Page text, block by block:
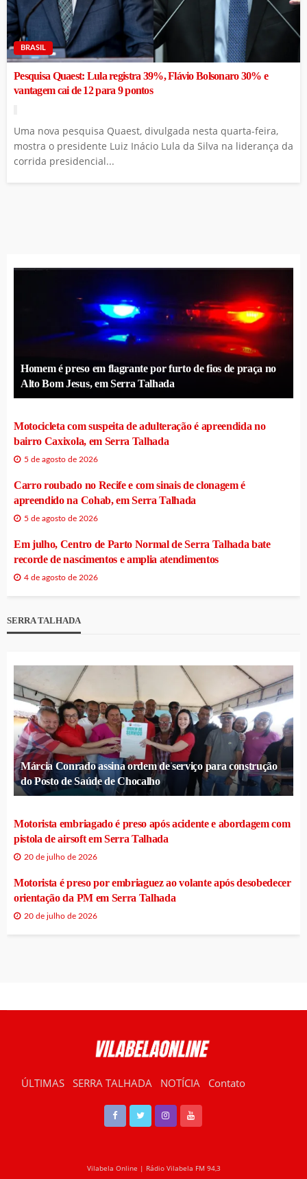
BRASIL
Pesquisa Quaest: Lula registra 39%, Flávio Bolsonaro 30% e
vantagem cai de 12 para 9 pontos
Uma nova pesquisa Quaest, divulgada nesta quarta-feira,
mostra o presidente Luiz Inácio Lula da Silva na liderança da
corrida presidencial...
Homem é preso em flagrante por furto de fios de praça no
Alto Bom Jesus, em Serra Talhada
Motocicleta com suspeita de adulteração é apreendida no
bairro Caxixola, em Serra Talhada
5 de agosto de 2026
Carro roubado no Recife e com sinais de clonagem é
apreendido na Cohab, em Serra Talhada
5 de agosto de 2026
Em julho, Centro de Parto Normal de Serra Talhada bate
recorde de nascimentos e amplia atendimentos
4 de agosto de 2026
SERRA TALHADA
Márcia Conrado assina ordem de serviço para construção
do Posto de Saúde de Chocalho
Motorista embriagado é preso após acidente e abordagem com
pistola de airsoft em Serra Talhada
20 de julho de 2026
Motorista é preso por embriaguez ao volante após desobedecer
orientação da PM em Serra Talhada
20 de julho de 2026
ÚLTIMAS SERRA TALHADA NOTÍCIA Contato
Vilabela Online | Rádio Vilabela FM 94,3